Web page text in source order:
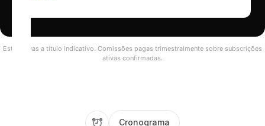
Estimativas a título indicativo. Comissões pagas trimestralmente sobre subscrições
ativas confirmadas.
Cronograma